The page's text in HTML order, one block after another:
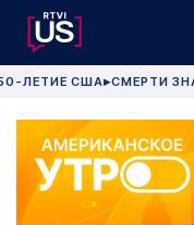
ЛЕТИЕ США▶СМЕРТИ